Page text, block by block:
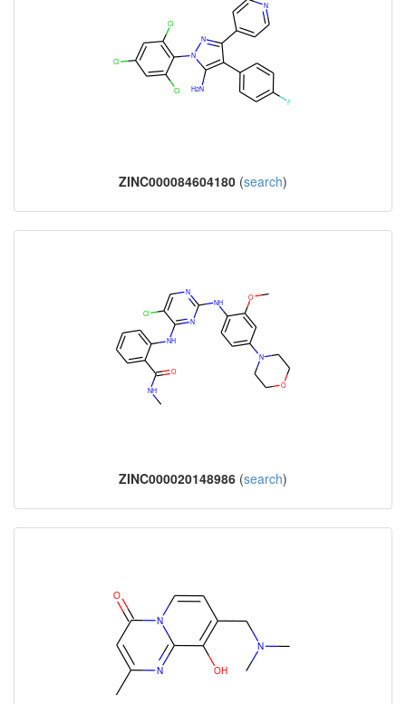
ZINC000084604180 (search)
ZINC000020148986 (search)